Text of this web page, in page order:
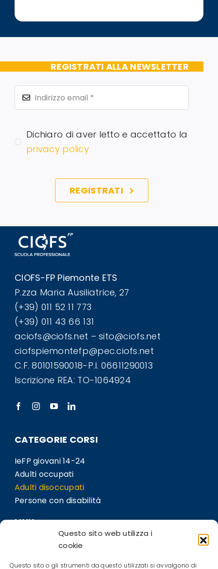
Questo sito web utilizza i
cookie
Questo sito o gli strumenti da questo utilizzati si avvalgono di
REGISTRATI ALLA NEWSLETTER
Dichiaro di aver letto e accettato la
privacy policy
REGISTRATI
CIOFS-FP Piemonte ETS
P.zza Maria Ausiliatrice, 27
(+39) 011 52 11 773
(+39) 011 43 66 131
aciofs@ciofs.net – sito@ciofs.net
ciofspiemontefp@pec.ciofs.net
C.F. 80101590018-P.I. 06611290013
Iscrizione REA: TO-1064924
CATEGORIE CORSI
IeFP giovani 14-24
Adulti occupati
Adulti disoccupati
Persone con disabilità
LINK